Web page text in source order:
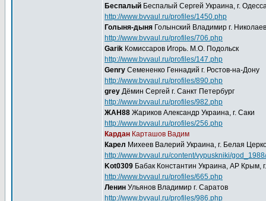
Беспалый Беспалый Сергей Украина, г.
http://www.bvvaul.ru/profiles/1450.php
Голыня-дыня Голынский Владимир г. Николаев
http://www.bvvaul.ru/profiles/706.php
Garik Комиссаров Игорь. М.О. Подольск
http://www.bvvaul.ru/profiles/147.php
Genry Семененко Геннадий г. Ростов-на-Дону
http://www.bvvaul.ru/profiles/890.php
grey Дёмин Сергей г. Санкт Петербург
http://www.bvvaul.ru/profiles/982.php
ЖАН88 Жариков Александр Украина, г. Саки
http://www.bvvaul.ru/profiles/256.php
Кардан Карташов Вадим
Карел Михеев Валерий Украина, г. Белая
http://www.bvvaul.ru/content/vypuskniki/
Kot0309 Бабак Константин Украина, АР Крым,
http://www.bvvaul.ru/profiles/665.php
Ленин Ульянов Владимир г. Саратов
http://www.bvvaul.ru/profiles/986.php